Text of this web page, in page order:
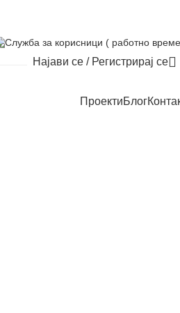
Служба за корисници ( работно
Најави се / Регистрирај се
ПроектиБлог